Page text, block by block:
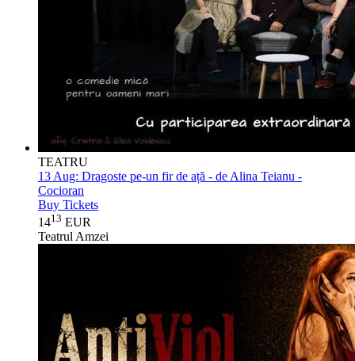
TEATRU
13 Aug: Dragoste pe-un fir de ață - de Alina Teianu -
Cocioran
Buy Tickets
1413 EUR
Teatrul Amzei